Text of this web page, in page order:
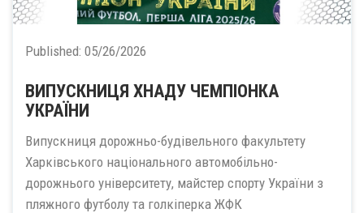
Published: 05/26/2026
ВИПУСКНИЦЯ ХНАДУ ЧЕМПІОНКА
УКРАЇНИ
Випускниця дорожньо-будівельного факультету
Харківського національного автомобільно-
дорожнього університету, майстер спорту України з
пляжного футболу та голкіперка ЖФК